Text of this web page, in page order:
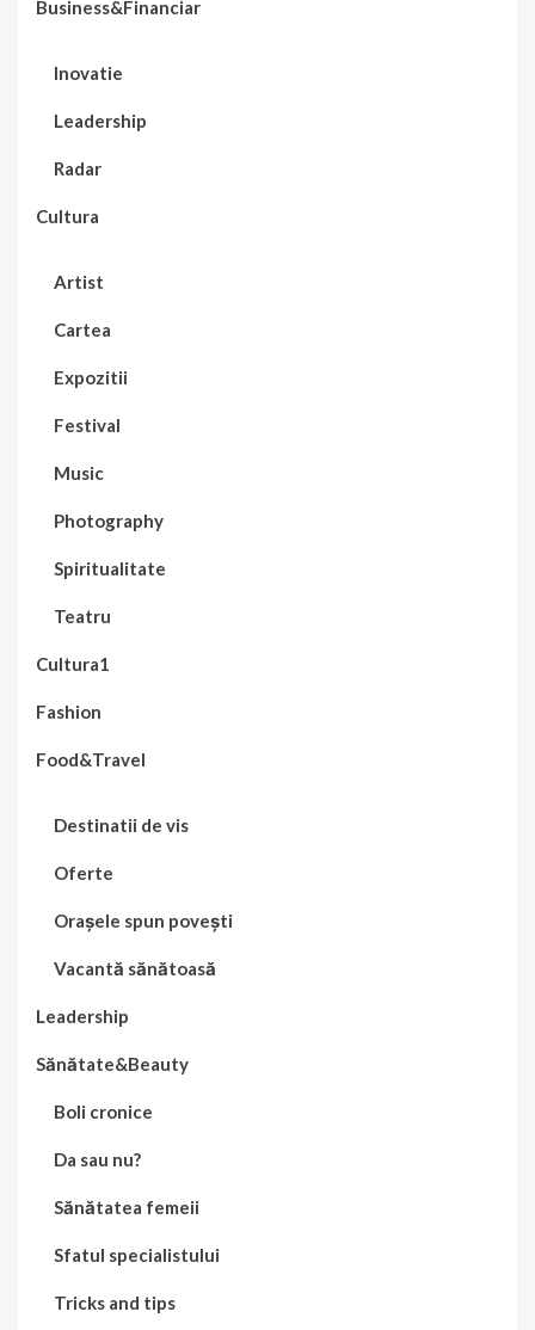
Business&Financiar
Inovatie
Leadership
Radar
Cultura
Artist
Cartea
Expozitii
Festival
Music
Photography
Spiritualitate
Teatru
Cultura1
Fashion
Food&Travel
Destinatii de vis
Oferte
Orașele spun povești
Vacantă sănătoasă
Leadership
Sănătate&Beauty
Boli cronice
Da sau nu?
Sănătatea femeii
Sfatul specialistului
Tricks and tips